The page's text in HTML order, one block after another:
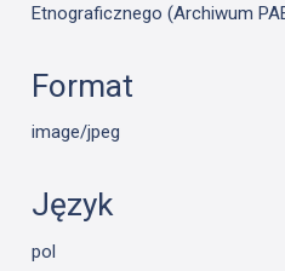
Etnograficznego (Archiwum
Format
image/jpeg
Język
pol